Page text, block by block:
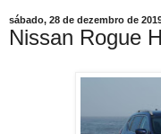
sábado, 28 de dezembro de
Nissan Rogue